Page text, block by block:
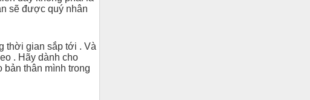
sẽ được quý nhân
thời gian sắp tới . Và
. Hãy dành cho
thân mình trong